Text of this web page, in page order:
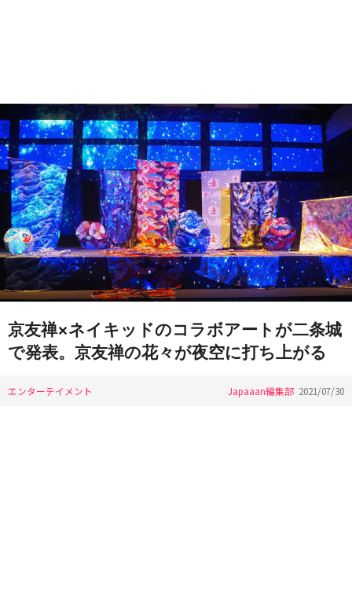
京友禅×ネイキッドのコラボアートが二条城
で発表。京友禅の花々が夜空に打ち上がる
エンターテイメント Japaaan編集部 2021/07/30